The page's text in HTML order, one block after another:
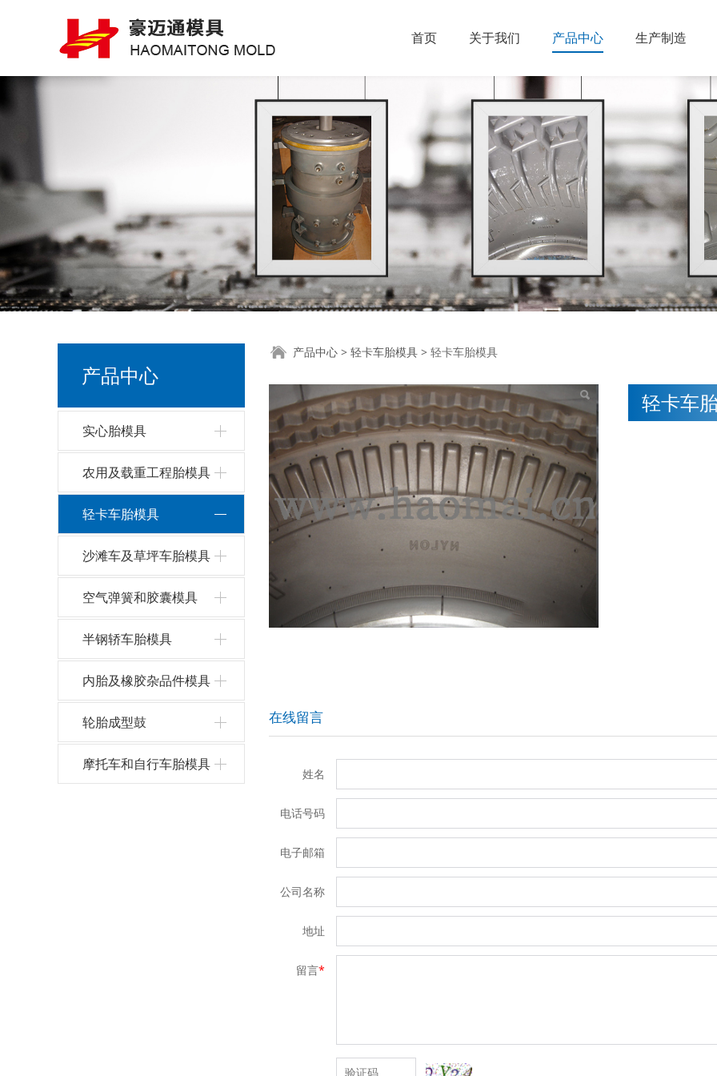
首页 关于我们 产品中心 生产制造
产品中心
实心胎模具
农用及载重工程胎模具
轻卡车胎模具
沙滩车及草坪车胎模具
空气弹簧和胶囊模具
半钢轿车胎模具
内胎及橡胶杂品件模具
轮胎成型鼓
摩托车和自行车胎模具
轻卡车胎模具
产品中心 > 轻卡车胎模具 > 轻卡车胎模具
轻卡车
在线留言
姓名
电话号码
电子邮箱
公司名称
地址
留言*